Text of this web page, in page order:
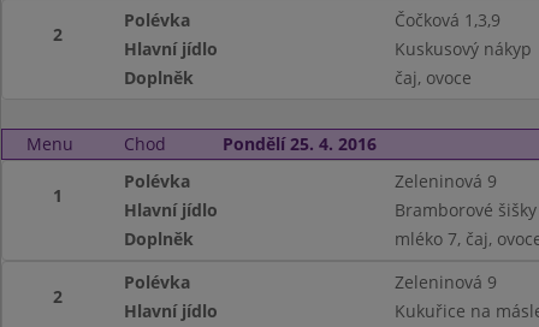
2
Polévka
Čočková 1,3,9
Hlavní jídlo
Kuskusový nákyp
Doplněk
čaj, ovoce
Menu Chod Pondělí 25. 4. 2016
1
Polévka
Zeleninová 9
Hlavní jídlo
Bramborové
Doplněk
mléko 7, čaj,
2
Polévka
Zeleninová 9
Hlavní jídlo
Kukuřice na